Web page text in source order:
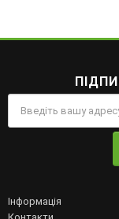
Інформація